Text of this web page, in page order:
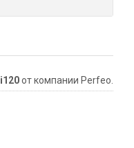
i120от компании Perfeo.